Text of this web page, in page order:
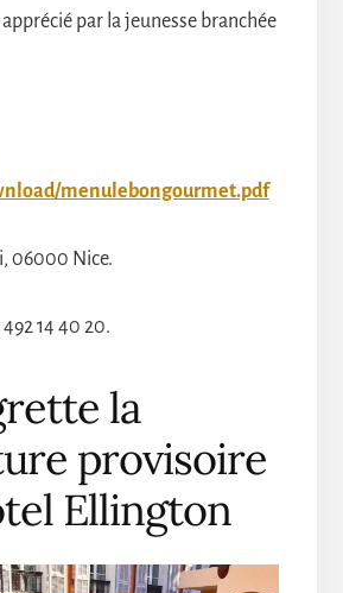
par la jeunesse branchée
menulebongourmet.pdf
06000 Nice.
14 40 20.
la
provisoire
Ellington